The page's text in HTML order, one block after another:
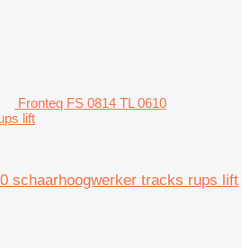
Fronteq FS 0814 TL 0610
lift
schaarhoogwerker tracks rups lift